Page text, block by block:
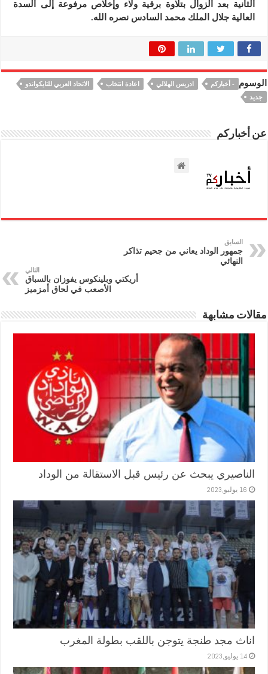
الثانية بعد الزوال بتلاوة برقية ولاء وإخلاص مرفوعة إلى السدة
العالية جلال الملك محمد السادس نصره الله.
الوسوم - أخباركم ادريس الهلالي اعادة انتخاب
الاتحاد العربي للتايكواندو
جديد
عن أخباركم
السابق
جمهور الوداد يعاني من جحيم تذاكر
النهائي
التالي
أريكتي وبلينكوس يفوزان بالسباق
الأصعب في لحاق أمزميز
مقالات مشابهة
الناصيري يبحث عن رئيس قبل الاستقالة من الوداد
16 يوليو,2023
اناث مجد طنجة يتوجن باللقب بطولة المغرب
14 يوليو,2023